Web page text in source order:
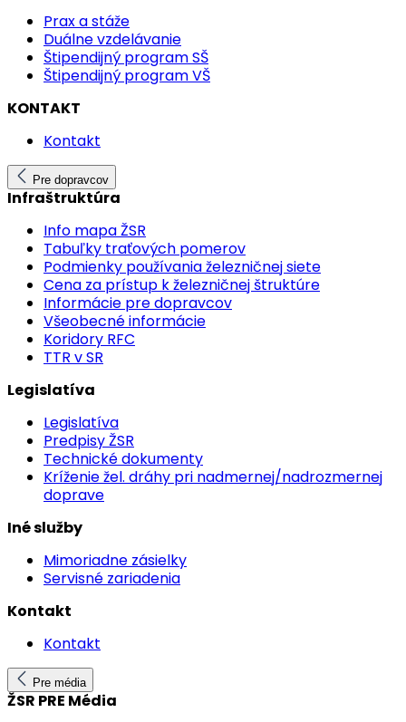
Prax a stáže
Duálne vzdelávanie
Štipendijný program SŠ
Štipendijný program VŠ
KONTAKT
Kontakt
Pre dopravcov
Infraštruktúra
Info mapa ŽSR
Tabuľky traťových pomerov
Podmienky používania železničnej siete
Cena za prístup k železničnej štruktúre
Informácie pre dopravcov
Všeobecné informácie
Koridory RFC
TTR v SR
Legislatíva
Legislatíva
Predpisy ŽSR
Technické dokumenty
Kríženie žel. dráhy pri nadmernej/nadrozmernej
doprave
Iné služby
Mimoriadne zásielky
Servisné zariadenia
Kontakt
Kontakt
Pre média
ŽSR PRE Média